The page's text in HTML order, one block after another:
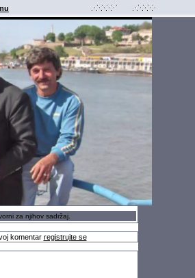
za njihov sadržaj.
komentar registrujte se